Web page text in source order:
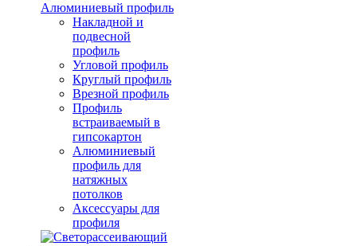
Алюминиевый профиль
Накладной и
подвесной
профиль
Угловой профиль
Круглый профиль
Врезной профиль
Профиль
встраиваемый в
гипсокартон
Алюминиевый
профиль для
натяжных
потолков
Аксессуары для
профиля